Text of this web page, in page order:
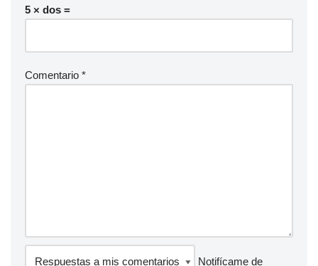
5 × dos =
Comentario *
Notifícame de